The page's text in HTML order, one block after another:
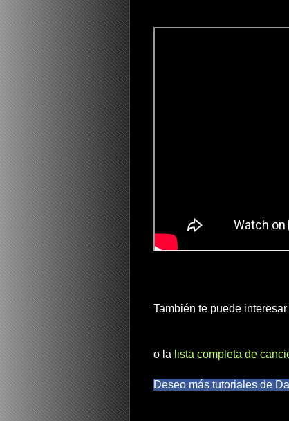
También te puede
o la lista completa de
Deseo más tutoriales de